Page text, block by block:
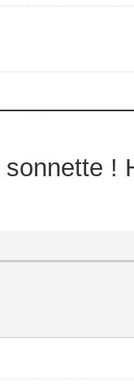
!